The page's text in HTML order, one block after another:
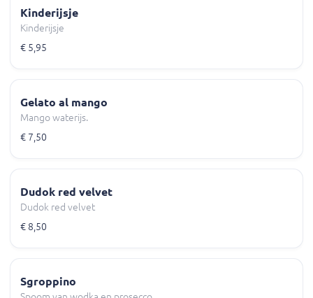
Kinderijsje
Kinderijsje
€ 5,95
Gelato al mango
Mango waterijs.
€ 7,50
Dudok red velvet
Dudok red velvet
€ 8,50
Sgroppino